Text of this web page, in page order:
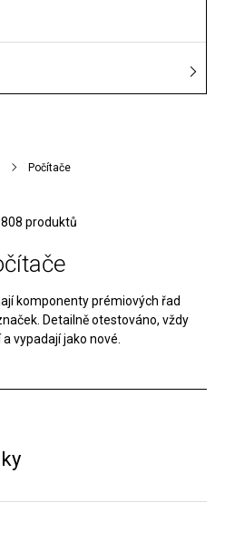
Počítače
produktů
komponenty prémiových řad
Detailně otestováno, vždy
vypadají jako nové.